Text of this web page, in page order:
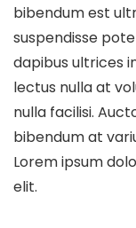
bibendum est
suspendisse
dapibus ultrices
lectus nulla at
nulla facilisi.
bibendum at
Lorem ipsum
elit.